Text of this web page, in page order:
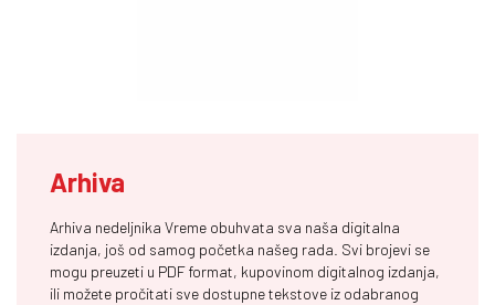
Arhiva
Arhiva nedeljnika Vreme obuhvata sva naša digitalna
izdanja, još od samog početka našeg rada. Svi brojevi se
mogu preuzeti u PDF format, kupovinom digitalnog izdanja,
ili možete pročitati sve dostupne tekstove iz odabranog